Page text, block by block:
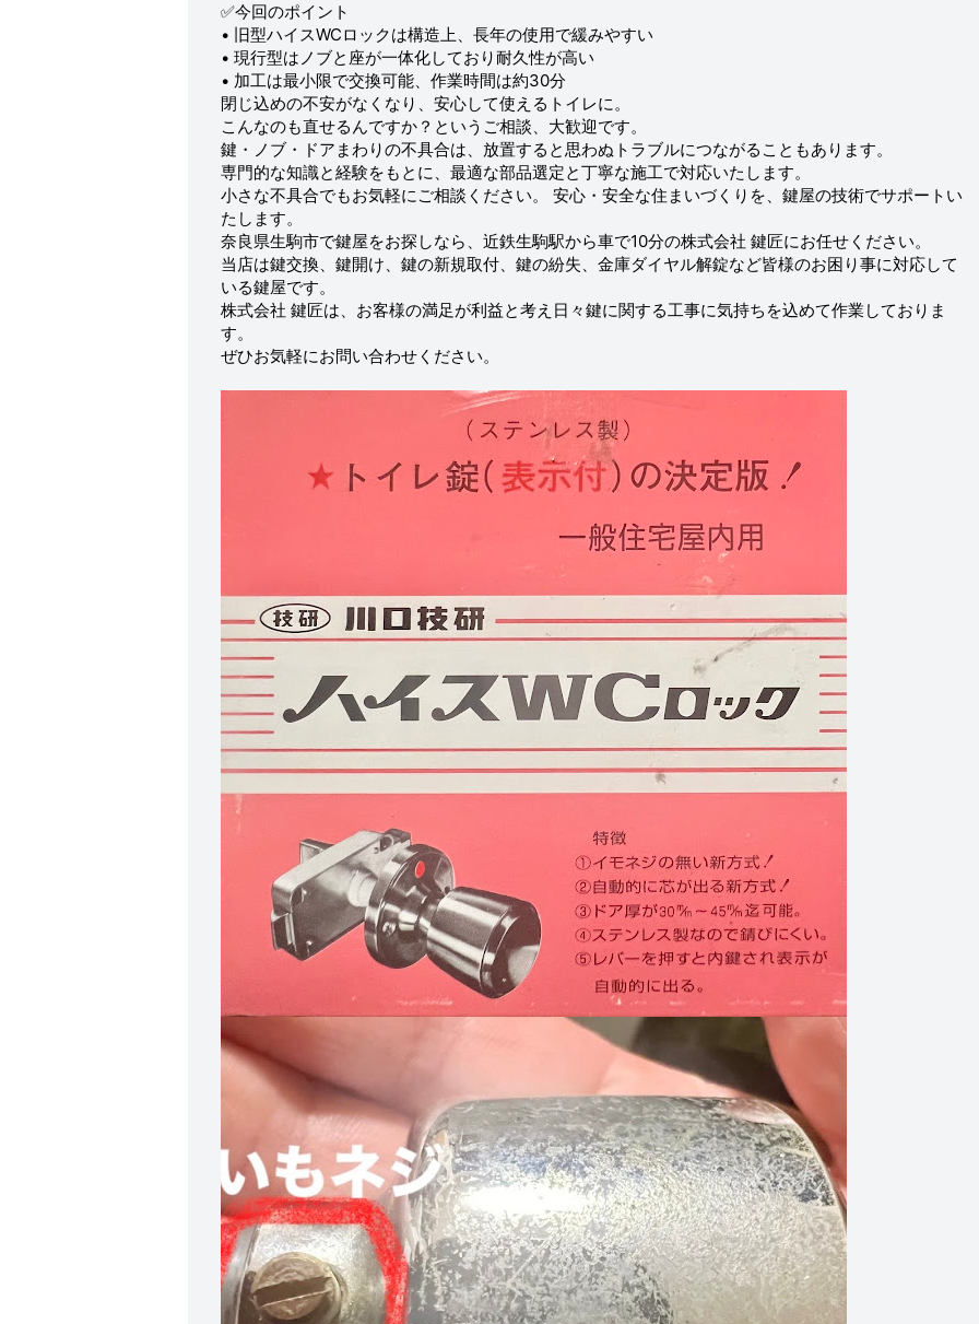
✅今回のポイント
• 旧型ハイスWCロックは構造上、長年の使用で緩みやすい
• 現行型はノブと座が一体化しており耐久性が高い
• 加工は最小限で交換可能、作業時間は約30分
閉じ込めの不安がなくなり、安心して使えるトイレに。
こんなのも直せるんですか？というご相談、大歓迎です。
鍵・ノブ・ドアまわりの不具合は、放置すると思わぬトラブルにつながることもあります。
専門的な知識と経験をもとに、最適な部品選定と丁寧な施工で対応いたします。
小さな不具合でもお気軽にご相談ください。 安心・安全な住まいづくりを、鍵屋の技術でサポートい
たします。
奈良県生駒市で鍵屋をお探しなら、近鉄生駒駅から車で10分の株式会社 鍵匠にお任せください。
当店は鍵交換、鍵開け、鍵の新規取付、鍵の紛失、金庫ダイヤル解錠など皆様のお困り事に対応して
いる鍵屋です。
株式会社 鍵匠は、お客様の満足が利益と考え日々鍵に関する工事に気持ちを込めて作業しておりま
す。
ぜひお気軽にお問い合わせください。